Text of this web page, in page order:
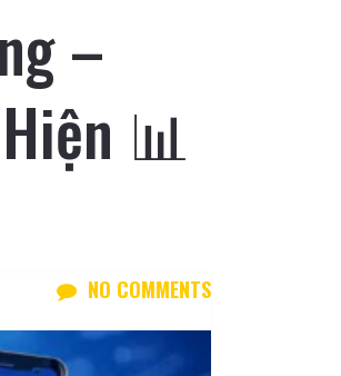
–
📊
NO COMMENTS